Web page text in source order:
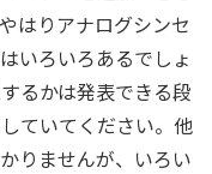
はりアナログシンセ
いろいろあるでしょ
るかは発表できる段
ていてください。他
りませんが、いろい